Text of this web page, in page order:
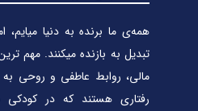
همه‌ی ما برنده به دنیا میایم،
تبدیل به بازنده میکنند. مهم
مالی، روابط عاطفی و روحی
رفتاری هستند که در